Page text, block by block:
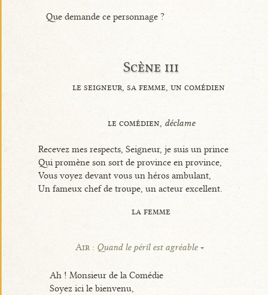
Que demande ce personnage ?
Scène iii
le seigneur, sa femme, un comédien
le comédien, déclame
Recevez mes respects, Seigneur, je suis un prince
Qui promène son sort de province en province,
Vous voyez devant vous un héros ambulant,
Un fameux chef de troupe, un acteur excellent.
la femme
Air : Quand le péril est agréable
Ah ! Monsieur de la Comédie
Soyez ici le bienvenu,